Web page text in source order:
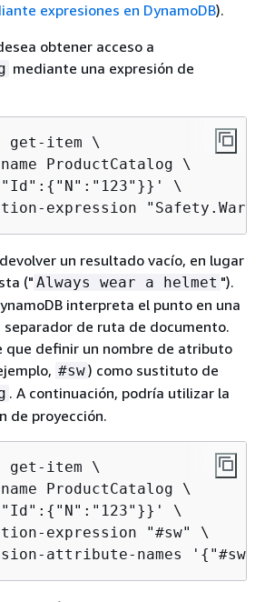
expresiones en DynamoDB).
obtener acceso a
mediante una expresión de
get-item \
ProductCatalog \
"Id": { "N":"123"}}' \
expression
un resultado vacío, en lugar
(" Always wear a helmet ").
interpreta el punto en una
separador de ruta de documento.
que definir un nombre de atributo
#sw) como sustituto de
. A continuación, podría utilizar la
de proyección.
get-item \
ProductCatalog \
"Id": { "N":"123"}}' \
expression "#sw" \
attribute-names '
{